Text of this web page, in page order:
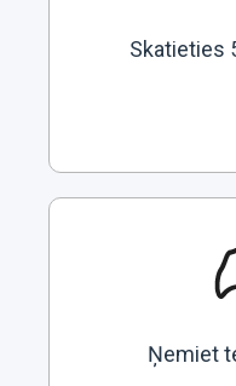
Skatieties
Ņemiet